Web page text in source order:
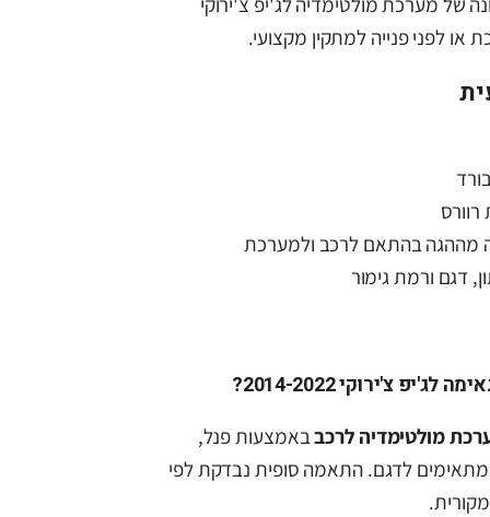
מההגה בהתאם לרכב ולמערכת
דגם ורמת גימור
צ'ירוקי 2014-2022?
מולטימדיה לרכבבאמצעות פנל,
לדגם. התאמה סופית נבדקת לפי